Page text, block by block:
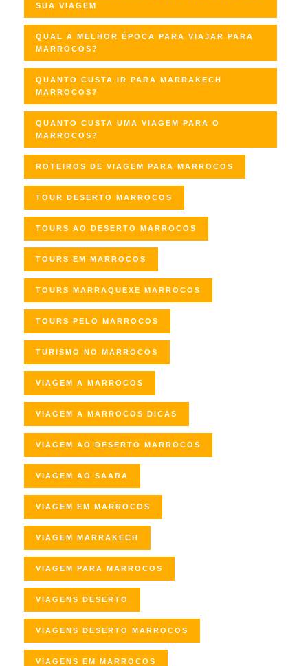
SUA VIAGEM
QUAL A MELHOR ÉPOCA PARA VIAJAR PARA
MARROCOS?
QUANTO CUSTA IR PARA MARRAKECH
MARROCOS?
QUANTO CUSTA UMA VIAGEM PARA O
MARROCOS?
ROTEIROS DE VIAGEM PARA MARROCOS
TOUR DESERTO MARROCOS
TOURS AO DESERTO MARROCOS
TOURS EM MARROCOS
TOURS MARRAQUEXE MARROCOS
TOURS PELO MARROCOS
TURISMO NO MARROCOS
VIAGEM A MARROCOS
VIAGEM A MARROCOS DICAS
VIAGEM AO DESERTO MARROCOS
VIAGEM AO SAARA
VIAGEM EM MARROCOS
VIAGEM MARRAKECH
VIAGEM PARA MARROCOS
VIAGENS DESERTO
VIAGENS DESERTO MARROCOS
VIAGENS EM MARROCOS